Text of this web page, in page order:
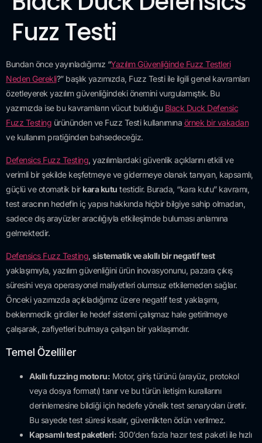
Fuzz Testi
Bundan önce yayınladığımız “Yazılım Güvenliğinde Fuzz Testleri
Neden Gerekli?” başlık yazımızda, Fuzz Testi ile ilgili genel kavramları
özetleyerek yazılım güvenliğindeki önemini vurgulamıştık. Bu
yazımızda ise bu kavramların vücut bulduğu Black Duck Defensic
Fuzz Testing ürününden ve Fuzz Testi kullanımına örnek bir vakadan
ve kullanım pratiğinden bahsedeceğiz.
Defensics Fuzz Testing, yazılımlardaki güvenlik açıklarını etkili ve
verimli bir şekilde keşfetmeye ve gidermeye olanak tanıyan, kapsamlı,
güçlü ve otomatik bir kara kutu testidir. Burada, “kara kutu” kavramı,
test aracının hedefin iç yapısı hakkında hiçbir bilgiye sahip olmadan,
sadece dış arayüzler aracılığıyla etkileşimde buluması anlamına
gelmektedir.
Defensics Fuzz Testing, sistematik ve akıllı bir negatif test
yaklaşımıyla, yazılım güvenliğini ürün inovasyonunu, pazara çıkış
süresini veya operasyonel maliyetleri olumsuz etkilemeden sağlar.
Önceki yazımızda açıkladığımız üzere negatif test yaklaşımı,
beklenmedik girdiler ile hedef sistemi çalışmaz hale getirilmeye
çalışarak, zafiyetleri bulmaya çalışan bir yaklaşımdır.
Temel Özelliler
Akıllı fuzzing motoru: Motor, giriş türünü (arayüz, protokol
veya dosya formatı) tanır ve bu türün iletişim kurallarını
derinlemesine bildiği için hedefe yönelik test senaryoları üretir.
Bu sayede test süresi kısalır, güvenlikten ödün verilmez.
Kapsamlı test paketleri: 300’den fazla hazır test paketi ile hızlı